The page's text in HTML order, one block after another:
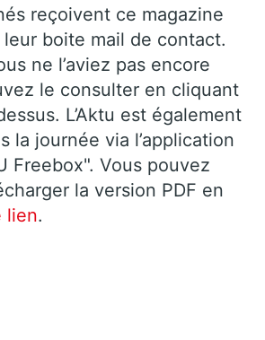
reçoivent ce magazine
boite mail de contact.
ne l’aviez pas encore
le consulter en cliquant
L’Aktu est également
la journée via l’application
Freebox". Vous pouvez
la version PDF en
lien.